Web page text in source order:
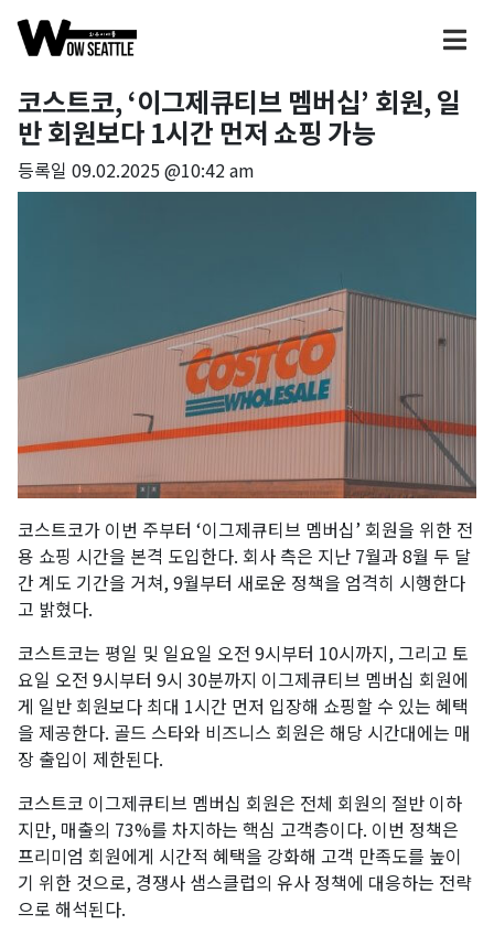
코스트코, ‘이그제큐티브 멤버십’ 회원, 일
반 회원보다 1시간 먼저 쇼핑 가능
등록일 09.02.2025 @10:42 am
코스트코가 이번 주부터 ‘이그제큐티브 멤버십’ 회원을 위한 전
용 쇼핑 시간을 본격 도입한다. 회사 측은 지난 7월과 8월 두 달
간 계도 기간을 거쳐, 9월부터 새로운 정책을 엄격히 시행한다
고 밝혔다.
코스트코는 평일 및 일요일 오전 9시부터 10시까지, 그리고 토
요일 오전 9시부터 9시 30분까지 이그제큐티브 멤버십 회원에
게 일반 회원보다 최대 1시간 먼저 입장해 쇼핑할 수 있는 혜택
을 제공한다. 골드 스타와 비즈니스 회원은 해당 시간대에는 매
장 출입이 제한된다.
코스트코 이그제큐티브 멤버십 회원은 전체 회원의 절반 이하
지만, 매출의 73%를 차지하는 핵심 고객층이다. 이번 정책은
프리미엄 회원에게 시간적 혜택을 강화해 고객 만족도를 높이
기 위한 것으로, 경쟁사 샘스클럽의 유사 정책에 대응하는 전략
으로 해석된다.